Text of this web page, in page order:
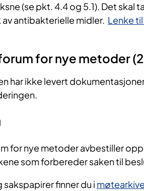
(se pkt. 4.4 og 5.1). Det skal
antibakterielle midler. Lenke
for nye metoder
har ikke levert
for nye metoder avbestiller
som forbereder saken til
sakspapirerfinner du i